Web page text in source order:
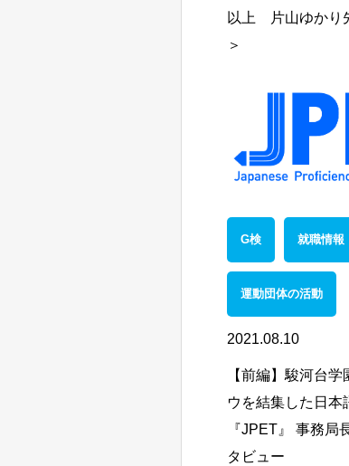
以上 片山ゆかり
＞
G検 就職情報
運動団体の活動
2021.08.10
【前編】駿河台
ウを結集した日本
『JPET』 事務局
タビュー